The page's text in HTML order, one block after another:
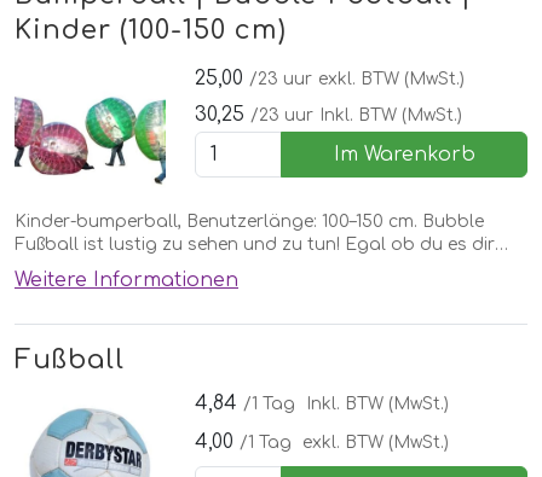
Kinder (100-150 cm)
25,00 /23 uur exkl. BTW (MwSt.)
30,25 /23 uur Inkl. BTW (MwSt.)
Im Warenkorb
Kinder-bumperball, Benutzerlänge: 100–150 cm. Bubble
Fußball ist lustig zu sehen und zu tun! Egal ob du es dir
ansiehst oder selbst spielst! Sehen Sie sich das Video des
Bumper Balls an! Pro Stück.
Weitere Informationen
Fußball
4,84 /1 Tag Inkl. BTW (MwSt.)
4,00 /1 Tag exkl. BTW (MwSt.)